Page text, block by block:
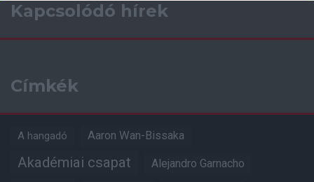
Kapcsolódó hírek
Címkék
A hangadó Aaron Wan-Bissaka
Akadémiai csapat Alejandro Garnacho